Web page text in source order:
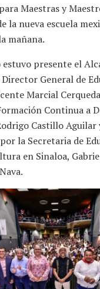
Maestras y
la nueva escuela
mañana.
presente el
General de
Marcial
Continua a
Castillo Aguilar
la Secretaria de
en Sinaloa,